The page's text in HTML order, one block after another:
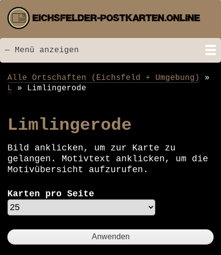
zum
Inhalt
Menü
— Menü anzeigen
Startseite
Neu hinzugefügt
Postkarten
Bildarchiv
Videos
Suche
Kontakt
Links
Spende
Pfadnavigation
Alle Ortschaften (Eichsfeld + Umgebung)
L
Limlingerode
Limlingerode
Bild anklicken, um zur Karte zu
gelangen. Motivtext anklicken, um die
Motivübersicht aufzurufen.
Karten pro Seite